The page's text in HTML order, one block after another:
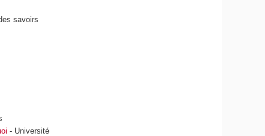
savoirs
- Université